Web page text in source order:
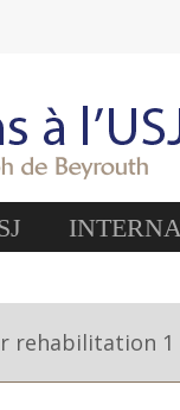
rehabilitation 1